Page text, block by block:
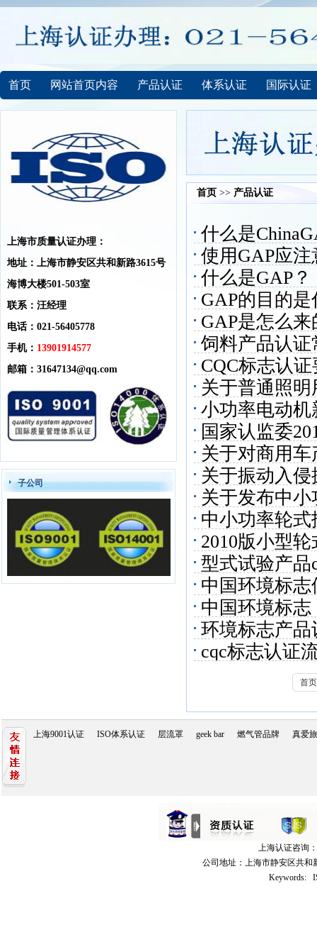
首页 网站首页内容 产品认证 体系认证 国际认证
上海市质量认证办理：
地址：上海市静安区共和新路3615号
海博大楼501-503室
联系：汪经理
电话：021-56405778
手机： 13901914577
邮箱： 31647134@qq.com
子公司
首页 >> 产品认证
什么是
使用GAP应
什么是GAP？
GAP的目的
GAP是怎么来
饲料产品认
CQC标志认
关于普通照
规则换版的通
小功率电动
国家认监委
关于对商用
关于振动入
事宜的公告
关于发布中
及有关要求的
中小功率轮
2010版小型
容及说明
型式试验产品
中国环境标
中国环境标
环境标志产
cqc标志认证
首页
上海9001认证 ISO体系认证 层流罩 geek bar 燃气管品牌 真爱
上海认证咨询
公司地址：上海市静安区共和
Keywords: